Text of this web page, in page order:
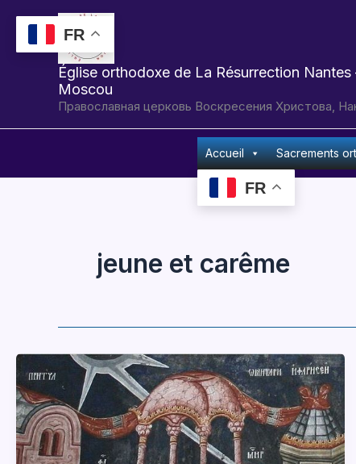
contenu
Église orthodoxe de La Résurrection
Moscou
Православная церковь Воскресения Христова,
Accueil Sacrements
FR
jeune et carême
FR